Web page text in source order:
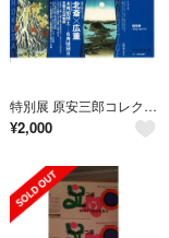
特別展 原安三郎コレクション 北斎×広重 場所 京都文化博物館
¥2,000